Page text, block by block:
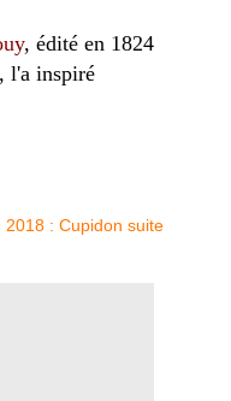
, édité en 1824
l'a inspiré